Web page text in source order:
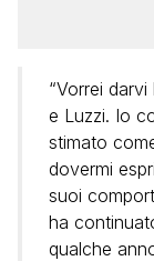
“Vorrei
e Luzzi. Io
stimato
dovermi
suoi
ha
qualche